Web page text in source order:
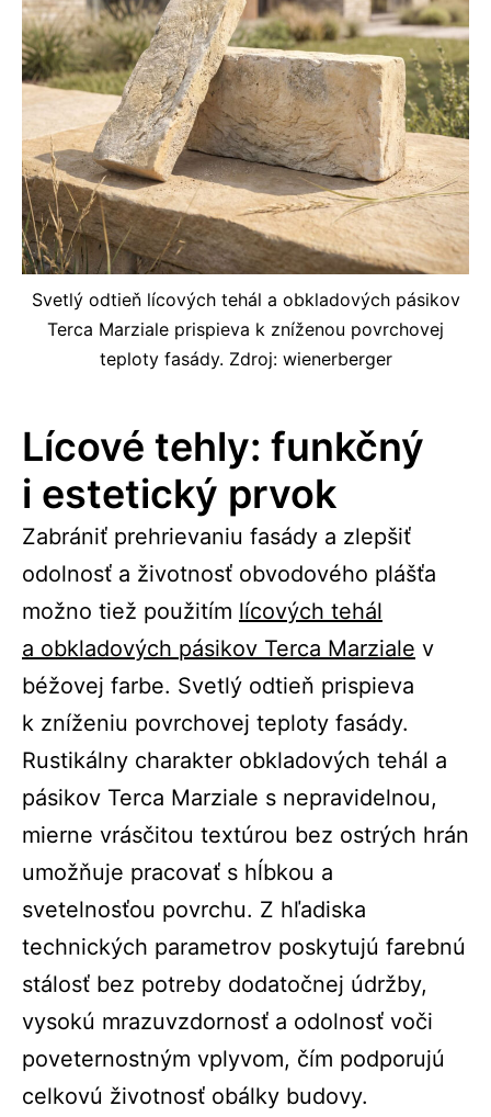
Svetlý odtieň lícových tehál a obkladových pásikov
Terca Marziale prispieva k zníženou povrchovej
teploty fasády. Zdroj: wienerberger
Lícové tehly: funkčný
i estetický prvok
Zabrániť prehrievaniu fasády a zlepšiť
odolnosť a životnosť obvodového plášťa
možno tiež použitím lícových tehál
a obkladových pásikov Terca Marziale v
béžovej farbe. Svetlý odtieň prispieva
k zníženiu povrchovej teploty fasády.
Rustikálny charakter obkladových tehál a
pásikov Terca Marziale s nepravidelnou,
mierne vrásčitou textúrou bez ostrých hrán
umožňuje pracovať s hĺbkou a
svetelnosťou povrchu. Z hľadiska
technických parametrov poskytujú farebnú
stálosť bez potreby dodatočnej údržby,
vysokú mrazuvzdornosť a odolnosť voči
poveternostným vplyvom, čím podporujú
celkovú životnosť obálky budovy.